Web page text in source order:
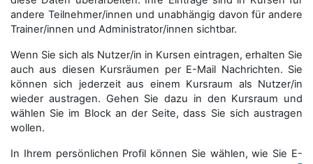
andere Teilnehmer/innen und unabhängig davon für andere
Trainer/innen und Administrator/innen sichtbar.
Wenn Sie sich als Nutzer/in in Kursen eintragen, erhalten Sie
auch aus diesen Kursräumen per E-Mail Nachrichten. Sie
können sich jederzeit aus einem Kursraum als Nutzer/in
wieder austragen. Gehen Sie dazu in den Kursraum und
wählen Sie im Block an der Seite, dass Sie sich austragen
wollen.
In Ihrem persönlichen Profil können Sie wählen, wie Sie E-